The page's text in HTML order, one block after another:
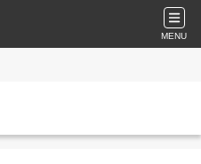
MENU